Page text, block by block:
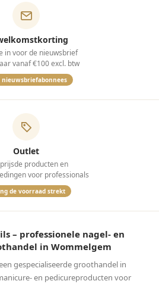
in voor de nieuwsbrief
vanaf €100 excl. btw
nieuwsbriefabonnees
Outlet
producten en
voor professionals
de voorraad strekt
– professionele nagel- en
in Wommelgem
gespecialiseerde groothandel in
en pedicureproducten voor